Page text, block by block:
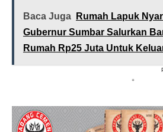
Baca Juga
Rumah Lapuk
Gubernur Sumbar Salurkan
Rumah Rp25 Juta Untuk
*